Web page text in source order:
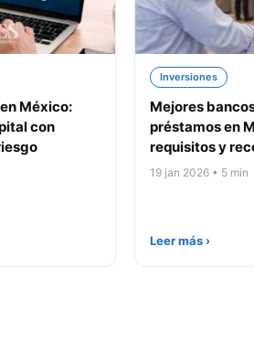
México:
con
Inversiones
Mejores
préstamos en
requisitos y
19 jan 2026 • 5 min
Leer más ›